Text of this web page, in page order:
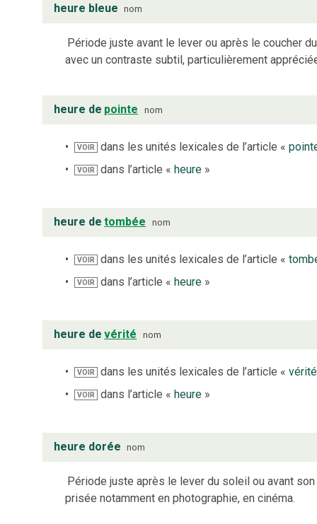
heure bleue nom
Période juste avant le lever ou après le coucher
avec un contraste subtil, particulièrement
heure de pointe nom
VOIR dans les unités lexicales de l’article «
VOIR dans l’article «heure »
heure de tombée nom
VOIR dans les unités lexicales de l’article «
VOIR dans l’article «heure »
heure de vérité nom
VOIR dans les unités lexicales de l’article «vérité
VOIR dans l’article «heure »
heure dorée nom
Période juste après le lever du soleil ou avant
prisée notamment en photographie, en cinéma.